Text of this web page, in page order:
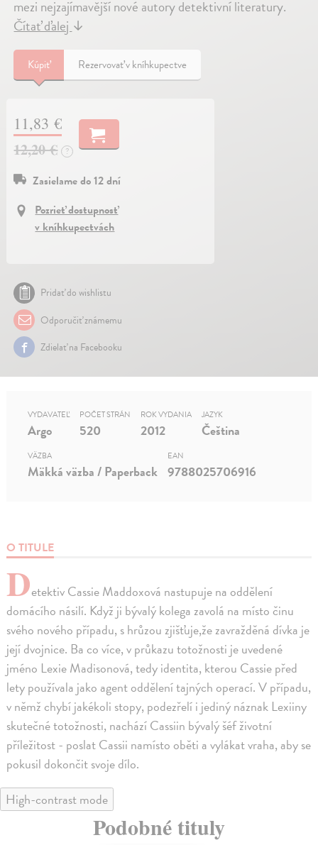
mezi nejzajímavější nové autory detektivní literatury.
Čítať ďalej↓
Kúpiť Rezervovať v kníhkupectve
11,83 €
12,20 €
?
Zasielame do 12 dní
Pozrieť dostupnosť
v kníhkupectvách
Pridať do wishlistu
Odporučiť známemu
Zdielať na Facebooku
O TITULE
Detektiv Cassie Maddoxová nastupuje na oddělení
domácího násilí. Když ji bývalý kolega zavolá na místo činu
svého nového případu, s hrůzou zjišťuje,že zavražděná dívka je
její dvojnice. Ba co více, v průkazu totožnosti je uvedené
jméno Lexie Madisonová, tedy identita, kterou Cassie před
lety používala jako agent oddělení tajných operací. V případu,
v němž chybí jakékoli stopy, podezřelí i jediný náznak Lexiiny
skutečné totožnosti, nachází Cassiin bývalý šéf životní
příležitost - poslat Cassii namísto oběti a vylákat vraha, aby se
pokusil dokončit svoje dílo.
VYDAVATEĽ
Argo
POČET STRÁN
520
ROK VYDANIA
2012
JAZYK
Čeština
VÄZBA
Mäkká väzba / Paperback
EAN
9788025706916
High-contrast mode
Podobné tituly